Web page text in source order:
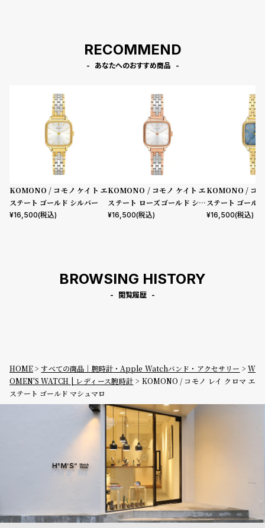
RECOMMEND
あなたへのおすすめ商品
KOMONO / コモノ ケイト エ
ステート ゴールド シルバー
¥16,500(税込)
KOMONO / コモノ ケイト エ
ステート ローズゴールド シル
バー
¥16,500(税込)
KOMONO / コ
ステート ゴール
¥16,500(税込)
BROWSING HISTORY
閲覧履歴
HOME すべての商品｜腕時計・Apple Watchバンド・アクセサリー
W
OMEN'S WATCH | レディース腕時計
KOMONO / コモノ レイ クロマ エ
ステート ゴールド マシュマロ